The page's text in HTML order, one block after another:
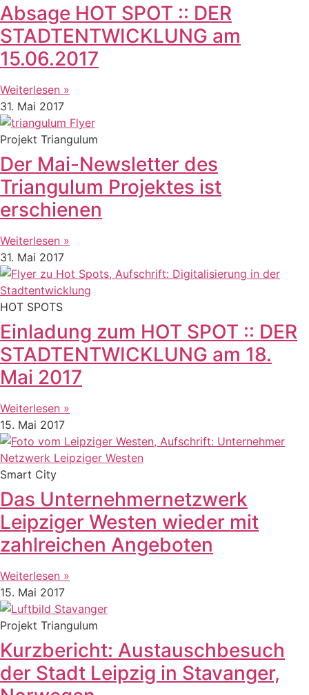
Absage HOT SPOT :: DER
STADTENTWICKLUNG am
15.06.2017
Weiterlesen »
31. Mai 2017
Projekt Triangulum
Der Mai-Newsletter des
Triangulum Projektes ist
erschienen
Weiterlesen »
31. Mai 2017
HOT SPOTS
Einladung zum HOT SPOT :: DER
STADTENTWICKLUNG am 18.
Mai 2017
Weiterlesen »
15. Mai 2017
Smart City
Das Unternehmernetzwerk
Leipziger Westen wieder mit
zahlreichen Angeboten
Weiterlesen »
15. Mai 2017
Projekt Triangulum
Kurzbericht: Austauschbesuch
der Stadt Leipzig in Stavanger,